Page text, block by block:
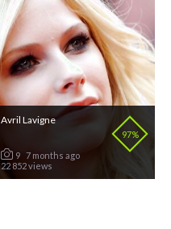
97%
Avril Lavigne
9 7 months ago
22 852 views